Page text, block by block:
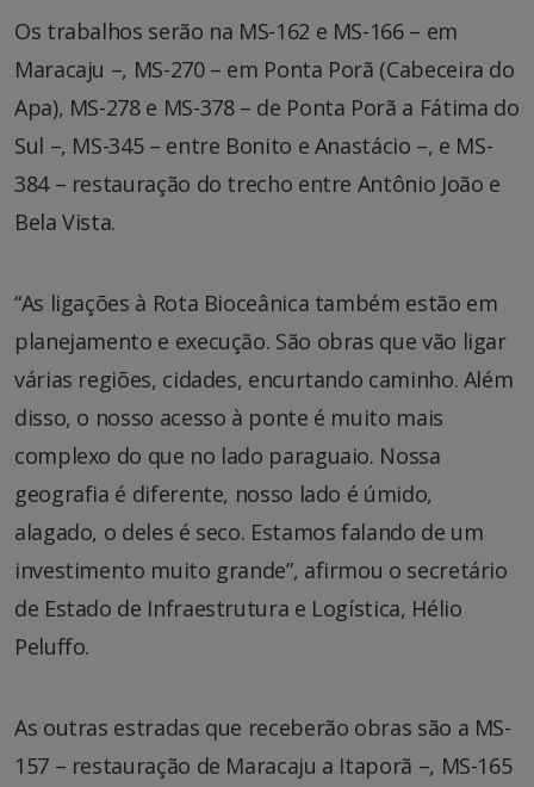
Os trabalhos serão na MS-162 e MS-166 – em
Maracaju –, MS-270 – em Ponta Porã (Cabeceira do
Apa), MS-278 e MS-378 – de Ponta Porã a Fátima do
Sul –, MS-345 – entre Bonito e Anastácio –, e MS-
384 – restauração do trecho entre Antônio João e
Bela Vista.
“As ligações à Rota Bioceânica também estão em
planejamento e execução. São obras que vão ligar
várias regiões, cidades, encurtando caminho. Além
disso, o nosso acesso à ponte é muito mais
complexo do que no lado paraguaio. Nossa
geografia é diferente, nosso lado é úmido,
alagado, o deles é seco. Estamos falando de um
investimento muito grande”, afirmou o secretário
de Estado de Infraestrutura e Logística, Hélio
Peluffo.
As outras estradas que receberão obras são a MS-
157 – restauração de Maracaju a Itaporã –, MS-165